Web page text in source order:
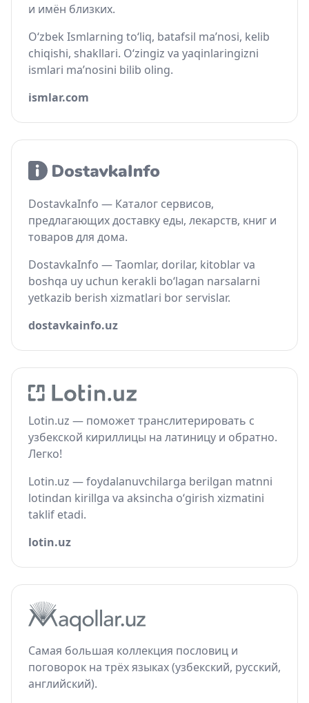
и имён близких.
O‘zbek Ismlarning to‘liq, batafsil ma’nosi, kelib
chiqishi, shakllari. O‘zingiz va yaqinlaringizni
ismlari ma’nosini bilib oling.
ismlar.com
DostavkaInfo — Каталог сервисов,
предлагающих доставку еды, лекарств, книг и
товаров для дома.
DostavkaInfo — Taomlar, dorilar, kitoblar va
boshqa uy uchun kerakli bo‘lagan narsalarni
yetkazib berish xizmatlari bor servislar.
dostavkainfo.uz
Lotin.uz — поможет транслитерировать с
узбекской кириллицы на латиницу и обратно.
Легко!
Lotin.uz — foydalanuvchilarga berilgan matnni
lotindan kirillga va aksincha o‘girish xizmatini
taklif etadi.
lotin.uz
Самая большая коллекция пословиц и
поговорок на трёх языках (узбекский, русский,
английский).